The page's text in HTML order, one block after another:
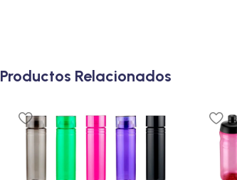
Productos Relacionados